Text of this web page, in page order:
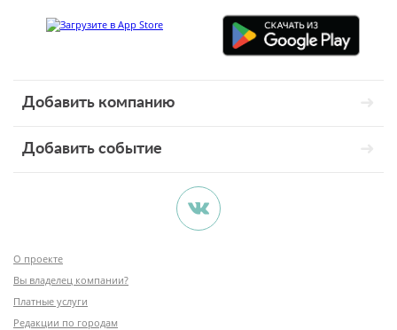
Добавить компанию
Добавить событие
О проекте
Вы владелец компании?
Платные услуги
Редакции по городам